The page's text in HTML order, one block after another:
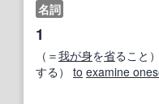
名詞
1
（＝我が身を省ること）
する） to examine